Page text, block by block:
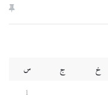
خ ج
س